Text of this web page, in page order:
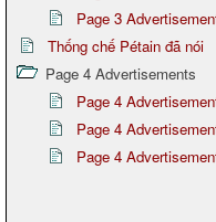
Page 3
Thống chế Pétain đã nói
Page 4 Advertisements
Page 4
Page 4
Page 4